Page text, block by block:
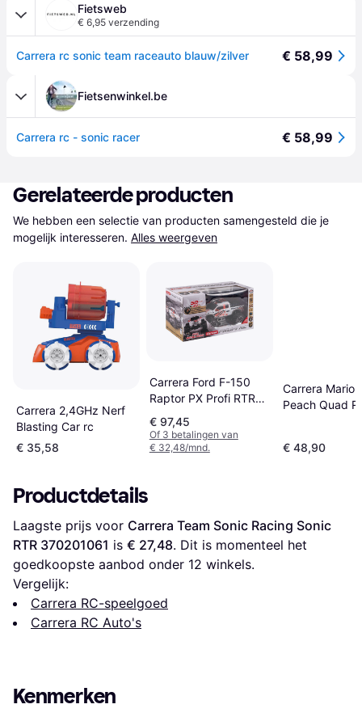
Fietsweb
€ 6,95 verzending
Carrera rc sonic team raceauto blauw/zilver € 58,99
Fietsenwinkel.be
Carrera rc - sonic racer € 58,99
Gerelateerde producten
We hebben een selectie van producten samengesteld die je
mogelijk interesseren. Alles weergeven
Carrera 2,4GHz Nerf
Blasting Car rc
€ 35,58
Carrera Ford F-150
Raptor PX Profi RTR
370183017
€ 97,45
Of 3 betalingen van
€ 32,48/mnd.
Carrera Mario
Peach Quad
€ 48,90
Productdetails
Laagste prijs voor Carrera Team Sonic Racing Sonic
RTR 370201061 is € 27,48. Dit is momenteel het
goedkoopste aanbod onder 12 winkels.
Vergelijk:
Carrera RC-speelgoed
Carrera RC Auto's
Kenmerken